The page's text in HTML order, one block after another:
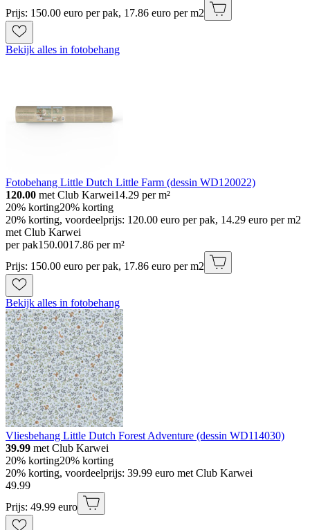
Prijs: 150.00 euro per pak, 17.86 euro per m2
Bekijk alles in fotobehang
Fotobehang Little Dutch Little Farm (dessin WD120022)
120.00 met Club Karwei14.29 per m²
20% korting20% korting
20% korting, voordeelprijs: 120.00 euro per pak, 14.29 euro per m2
met Club Karwei
per pak150.0017.86 per m²
Prijs: 150.00 euro per pak, 17.86 euro per m2
Bekijk alles in fotobehang
Vliesbehang Little Dutch Forest Adventure (dessin WD114030)
39.99 met Club Karwei
20% korting20% korting
20% korting, voordeelprijs: 39.99 euro met Club Karwei
49.99
Prijs: 49.99 euro